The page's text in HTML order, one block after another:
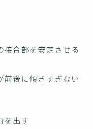
接合部を安定させる
前後に傾きすぎない
を出す